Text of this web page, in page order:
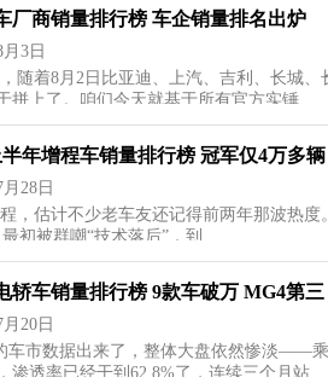
厂商销量排行榜 车企销量排名出炉
3日
随着8月2日比亚迪、上汽、吉利、长城
拼上了。咱们今天就基于所有官方实锤…
半年增程车销量排行榜 冠军仅4万多辆
28日
，估计不少老车友还记得前两年那波热
初被群嘲“技术落后”，到…
轿车销量排行榜 9款车破万 MG4第三
20日
车市数据出来了，整体大盘依然惨淡——
渗透率已经干到62.8%了，连续三个月站…